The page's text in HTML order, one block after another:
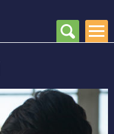
Hlavní menu
Vyhledávání